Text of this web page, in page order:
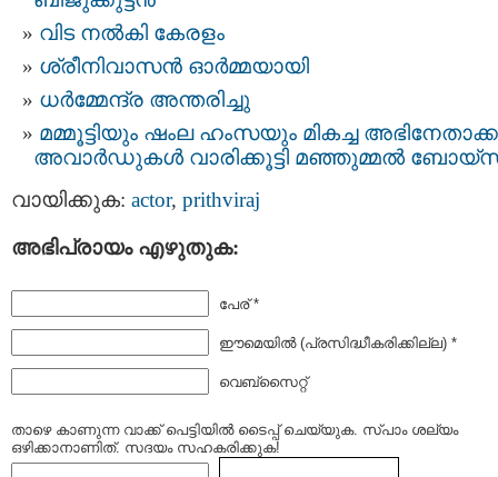
വിട നല്‍കി കേരളം
ശ്രീനിവാസന്‍ ഓര്‍മ്മയായി
ധര്‍മ്മേന്ദ്ര അന്തരിച്ചു
മമ്മൂട്ടിയും ഷംല ഹംസയും മികച്ച
അവാർഡുകൾ വാരിക്കൂട്ടി മഞ്ഞുമ്മൽ
വായിക്കുക: actor, prithviraj
അഭിപ്രായം എഴുതുക:
പേര് *
ഈമെയില്‍ (പ്രസിദ്ധീകരിക്കില്ല) *
വെബ്സൈറ്റ്
താഴെ കാണുന്ന വാക്ക് പെട്ടിയില്‍ ടൈപ്പ്‌ ചെയ്യുക. സ്പാം ശല്യം
ഒഴിക്കാനാണിത്. സദയം സഹകരിക്കുക!